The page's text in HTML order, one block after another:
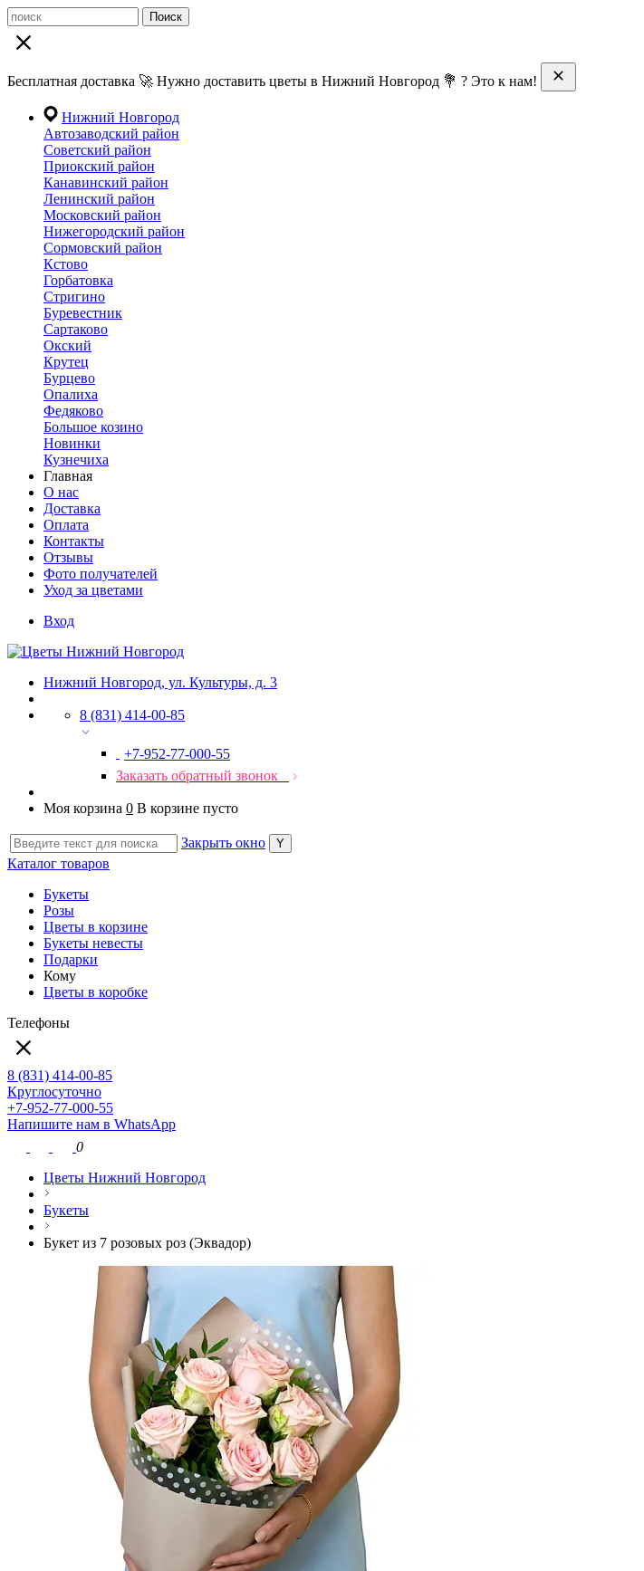
Поиск
Бесплатная доставка 🚀 Нужно доставить цветы в Нижний Новгород 💐 ? Это к нам!
Нижний Новгород
Автозаводский район
Советский район
Приокский район
Канавинский район
Ленинский район
Московский район
Нижегородский район
Сормовский район
Кстово
Горбатовка
Стригино
Буревестник
Сартаково
Окский
Крутец
Бурцево
Опалиха
Федяково
Большое козино
Новинки
Кузнечиха
Главная
О нас
Доставка
Оплата
Контакты
Отзывы
Фото получателей
Уход за цветами
Вход
Нижний Новгород, ул. Культуры, д. 3
8 (831) 414-00-85
+7-952-77-000-55
Заказать обратный звонок
Моя корзина 0 В корзине пусто
Закрыть окно
Каталог товаров
Букеты
Розы
Цветы в корзине
Букеты невесты
Подарки
Кому
Цветы в коробке
Телефоны
8 (831) 414-00-85
Круглосуточно
+7-952-77-000-55
Напишите нам в WhatsApp
0
Цветы Нижний Новгород
Букеты
Букет из 7 розовых роз (Эквадор)